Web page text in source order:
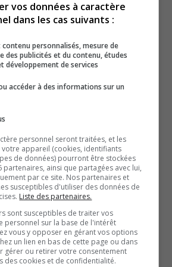
donc mis un terme à la séquence
qui cumulait 13 victoires de
Ça s’est passé dans un
remplit à pleine capacité.
et certains auraient même
revendeurs pour obtenir leur
Gatineau a battu
prolongation.
Robitaille, se réjouit de voir le
l’appui des partisans et surtout
saison régulière, c’est le dernier
[…] Tout le monde a pour
monde a mis ses statistiques
vos données à caractère
dans les cas suivants :
contenu personnalisés, mesure de
des publicités et du contenu, études
développement de services
accéder à des informations sur un
personnel seront traitées, et les
appareil (cookies, identifiants
de données) pourront être stockées
partenaires, ainsi que partagées avec lui,
par ce site. Nos partenaires et
susceptibles d'utiliser des données de
Liste des partenaires.
sont susceptibles de traiter vos
personnel sur la base de l'intérêt
vous y opposer en gérant vos options
un lien en bas de cette page ou dans
gérer ou retirer votre consentement
des cookies et de confidentialité.